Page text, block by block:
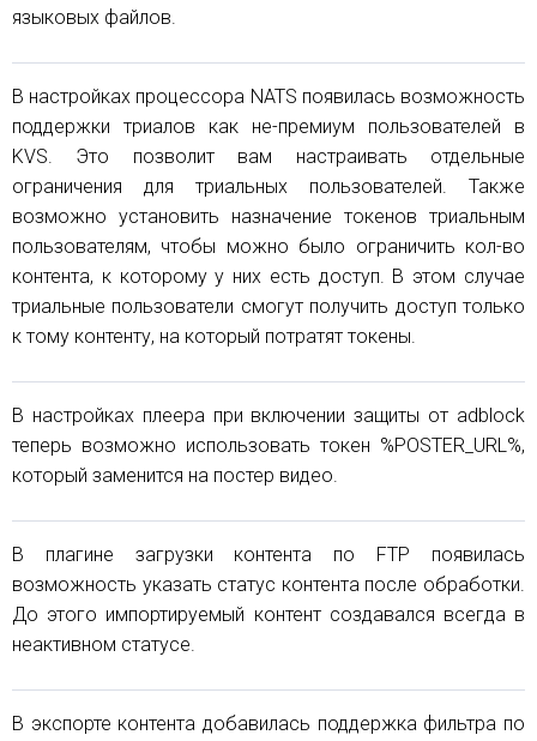
языковых файлов.
В настройках процессора NATS появилась возможность
поддержки триалов как не-премиум пользователей в
KVS. Это позволит вам настраивать отдельные
ограничения для триальных пользователей. Также
возможно установить назначение токенов триальным
пользователям, чтобы можно было ограничить кол-во
контента, к которому у них есть доступ. В этом случае
триальные пользователи смогут получить доступ только
к тому контенту, на который потратят токены.
В настройках плеера при включении защиты от adblock
теперь возможно использовать токен %POSTER_URL%,
который заменится на постер видео.
В плагине загрузки контента по FTP появилась
возможность указать статус контента после обработки.
До этого импортируемый контент создавался всегда в
неактивном статусе.
В экспорте контента добавилась поддержка фильтра по